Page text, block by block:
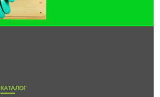
КАТАЛОГ